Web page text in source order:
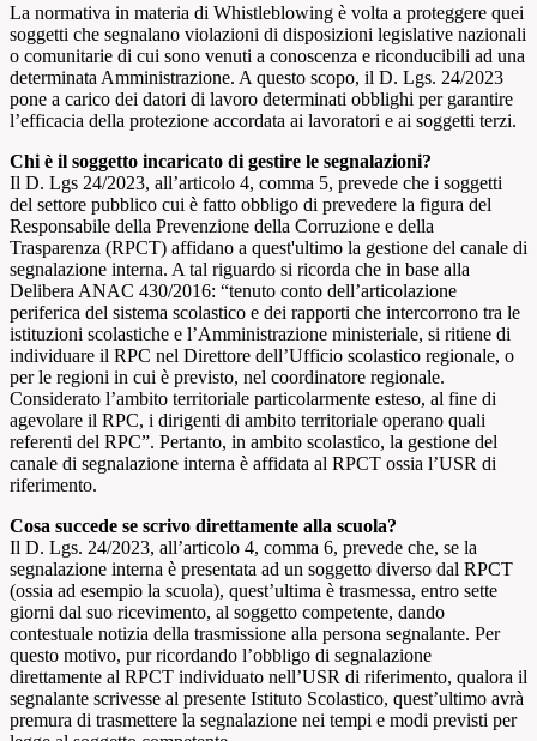
La normativa in materia di Whistleblowing è volta a proteggere quei
soggetti che segnalano violazioni di disposizioni legislative nazionali
o comunitarie di cui sono venuti a conoscenza e riconducibili ad una
determinata Amministrazione. A questo scopo, il D. Lgs. 24/2023
pone a carico dei datori di lavoro determinati obblighi per garantire
l’efficacia della protezione accordata ai lavoratori e ai soggetti terzi.
Chi è il soggetto incaricato di gestire le segnalazioni?
Il D. Lgs 24/2023, all’articolo 4, comma 5, prevede che i soggetti
del settore pubblico cui è fatto obbligo di prevedere la figura del
Responsabile della Prevenzione della Corruzione e della
Trasparenza (RPCT) affidano a quest'ultimo la gestione del canale di
segnalazione interna. A tal riguardo si ricorda che in base alla
Delibera ANAC 430/2016: “tenuto conto dell’articolazione
periferica del sistema scolastico e dei rapporti che intercorrono tra le
istituzioni scolastiche e l’Amministrazione ministeriale, si ritiene di
individuare il RPC nel Direttore dell’Ufficio scolastico regionale, o
per le regioni in cui è previsto, nel coordinatore regionale.
Considerato l’ambito territoriale particolarmente esteso, al fine di
agevolare il RPC, i dirigenti di ambito territoriale operano quali
referenti del RPC”. Pertanto, in ambito scolastico, la gestione del
canale di segnalazione interna è affidata al RPCT ossia l’USR di
riferimento.
Cosa succede se scrivo direttamente alla scuola?
Il D. Lgs. 24/2023, all’articolo 4, comma 6, prevede che, se la
segnalazione interna è presentata ad un soggetto diverso dal RPCT
(ossia ad esempio la scuola), quest’ultima è trasmessa, entro sette
giorni dal suo ricevimento, al soggetto competente, dando
contestuale notizia della trasmissione alla persona segnalante. Per
questo motivo, pur ricordando l’obbligo di segnalazione
direttamente al RPCT individuato nell’USR di riferimento, qualora il
segnalante scrivesse al presente Istituto Scolastico, quest’ultimo avrà
premura di trasmettere la segnalazione nei tempi e modi previsti per